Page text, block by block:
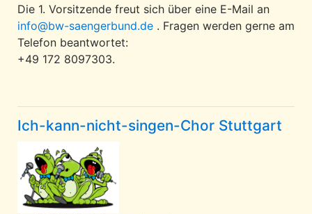
Die 1. Vorsitzende freut sich über eine E-Mail an
info@bw-saengerbund.de . Fragen werden gerne am
Telefon beantwortet:
+49 172 8097303.
Ich-kann-nicht-singen-Chor Stuttgart